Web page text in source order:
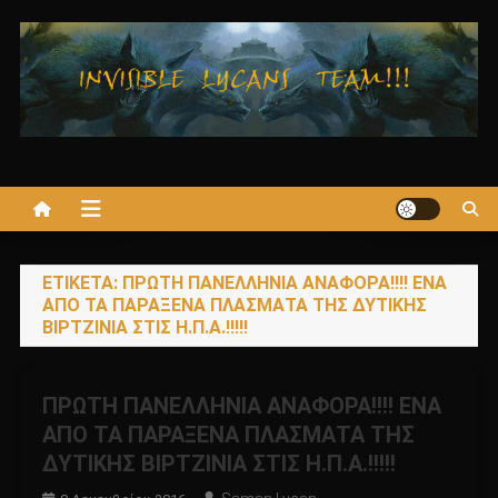
στο
περιεχόμενο
ΕΤΙΚΈΤΑ: ΠΡΩΤΗ ΠΑΝΕΛΛΗΝΙΑ ΑΝΑΦΟΡΑ!!!! ΕΝΑ
ΑΠΟ ΤΑ ΠΑΡΑΞΕΝΑ ΠΛΑΣΜΑΤΑ ΤΗΣ ΔΥΤΙΚΗΣ
ΒΙΡΤΖΙΝΙΑ ΣΤΙΣ Η.Π.Α.!!!!!
ΠΡΩΤΗ ΠΑΝΕΛΛΗΝΙΑ ΑΝΑΦΟΡΑ!!!! ΕΝΑ
ΑΠΟ ΤΑ ΠΑΡΑΞΕΝΑ ΠΛΑΣΜΑΤΑ ΤΗΣ
ΔΥΤΙΚΗΣ ΒΙΡΤΖΙΝΙΑ ΣΤΙΣ Η.Π.Α.!!!!!